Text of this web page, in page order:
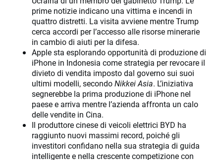
prime notizie indicano una vittima e incendi in
quattro distretti. La visita avviene mentre Trump
cerca accordi per l’accesso alle risorse minerarie
in cambio di aiuti per la difesa.
Apple sta esplorando opportunità di produzione di
iPhone in Indonesia come strategia per revocare il
divieto di vendita imposto dal governo sui suoi
ultimi modelli, secondoNikkei Asia. L’iniziativa
segnerebbe la prima produzione di iPhone nel
paese e arriva mentre l’azienda affronta un calo
delle vendite in Cina.
Il produttore cinese di veicoli elettrici BYD ha
raggiunto nuovi massimi record, poiché gli
investitori confidano nella sua strategia di guida
intelligente e nella crescente competizione con